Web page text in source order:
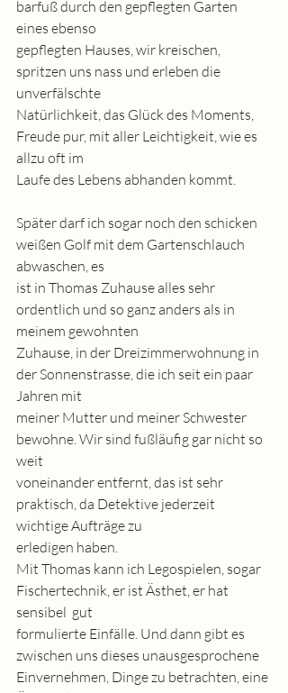
barfuß durch den gepflegten Garten
eines ebenso
gepflegten Hauses, wir kreischen,
spritzen uns nass und erleben die
unverfälschte
Natürlichkeit, das Glück des Moments,
Freude pur, mit aller Leichtigkeit, wie es
allzu oft im
Laufe des Lebens abhanden kommt.
Später darf ich sogar noch den schicken
weißen Golf mit dem Gartenschlauch
abwaschen, es
ist in Thomas Zuhause alles sehr
ordentlich und so ganz anders als in
meinem gewohnten
Zuhause, in der Dreizimmerwohnung in
der Sonnenstrasse, die ich seit ein paar
Jahren mit
meiner Mutter und meiner Schwester
bewohne. Wir sind fußläufig gar nicht so
weit
voneinander entfernt, das ist sehr
praktisch, da Detektive jederzeit
wichtige Aufträge zu
erledigen haben.
Mit Thomas kann ich Legospielen, sogar
Fischertechnik, er ist Ästhet, er hat
sensibel  gut
formulierte Einfälle. Und dann gibt es
zwischen uns dieses unausgesprochene
Einvernehmen, Dinge zu betrachten, eine